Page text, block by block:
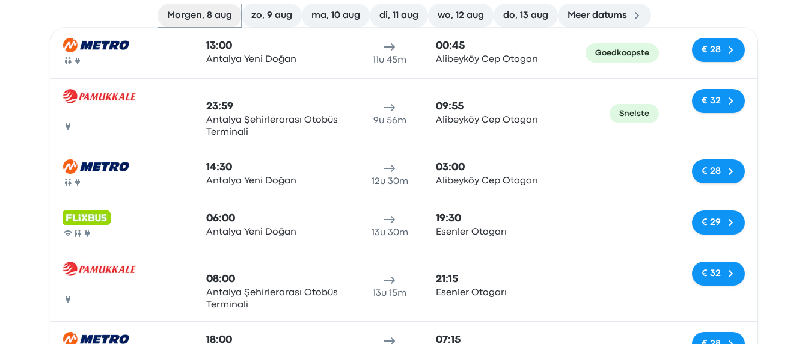
Morgen, 8 aug zo, 9 aug ma, 10 aug di, 11 aug wo, 12 aug do, 13 aug Meer datums
Bus
13:00
Antalya Yeni Doğan 11u 45m
00:45
Alibeyköy Cep Otogarı
Goedkoopste € 28
Bus
23:59
Antalya Şehirlerarası Otobüs
Terminali
9u 56m
09:55
Alibeyköy Cep Otogarı
Snelste
€ 32
Bus
14:30
Antalya Yeni Doğan 12u 30m
03:00
Alibeyköy Cep Otogarı
Geen tags
€ 28
Bus
06:00
Antalya Yeni Doğan 13u 30m
19:30
Esenler Otogarı
Geen tags
€ 29
Bus
08:00
Antalya Şehirlerarası Otobüs
Terminali
13u 15m
21:15
Esenler Otogarı
Geen tags
€ 32
18:00 07:15 Geen tags